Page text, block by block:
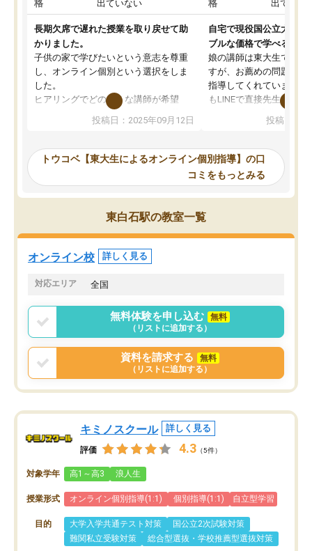
格
出ていない
長期欠席で遅れた授業を取り戻せて助
かりました。
子供の家で学びたいという意志を尊重
し、オンライン個別という選択をしま
した。
ヒアリングでどのような講師が希望
か、オプションは付帯するかなど選ぶ
事が出来ました。
ーティングを行い、その講師で良いか
見てから講師を決定する事ができま
す。
うちの子は、初回面談の講師の方で決
オンラインツールを使用した単語帳の
共有があり宿題もそちらで出される形
でした。
言う事で講師変更の申し出があり、あ
まりに短期での変更だった為、塾に通
う事にして退会しました。遅れも取り
戻せ、授業内容や講師の方は良かった
と思います。
投稿日：2025年09月12日
格
出ていな
自宅で現役国公立大学生
ブルな価格で学べる
娘の講師は東大生では無
すが、お薦めの問題集や
指導してくれています。
もLINEで直接先生に質問
めれるので、個人に合
いなのがあり(有料)、受
ことをどんなスケジュー
くか相談したのですが、
ち期待したものではなく
くなってきたようなので
投稿日：
トウコベ【東大生によるオンライン個別指導】の口
コミをもっとみる
東白石駅の教室一覧
オンライン校 詳しく見る
対応エリア 全国
無料体験を申し込む
無料
（リストに追加する）
資料を請求する
無料
（リストに追加する）
キミノスクール 詳しく見る
評価 4.3 （5件）
対象学年 高1～高3 浪人生
授業形式 オンライン個別指導(1:1) 個別指導(1:1) 自立型学習
目的 大学入学共通テスト対策
国公立2次試験対策
難関私立受験対策
総合型選抜・学校推薦型選抜対策